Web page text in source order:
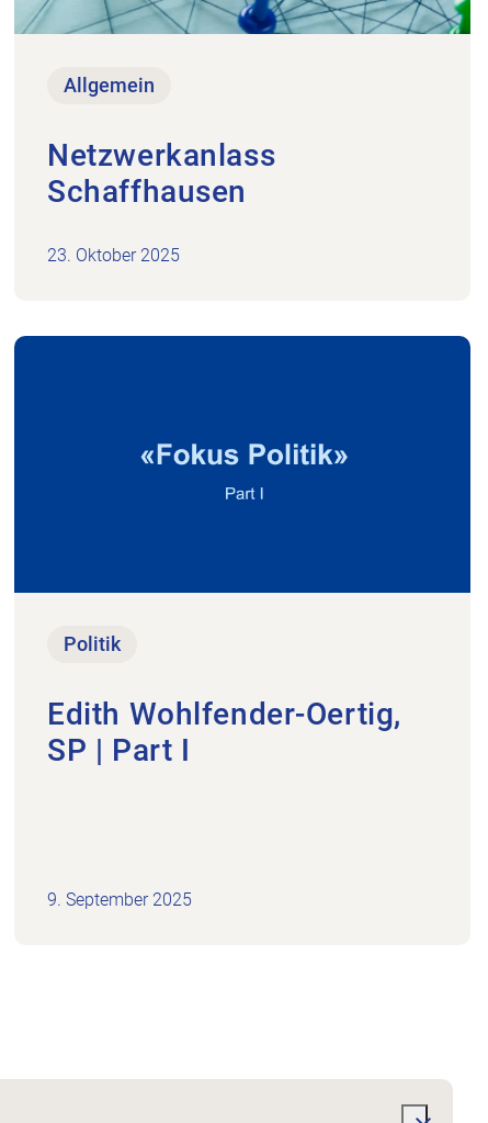
Allgemein
Netzwerkanlass
Schaffhausen
23. Oktober 2025
Politik
Edith Wohlfender-Oertig,
SP | Part I
9. September 2025
Zum Beitrag Edith Wohlfender-Oertig, SP | Part I